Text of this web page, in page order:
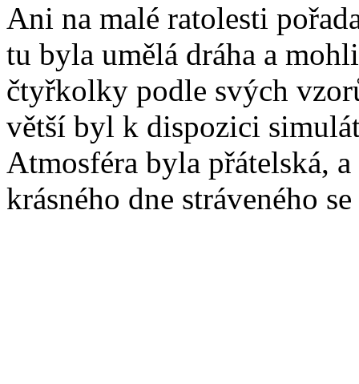
Ani na malé ratolesti
tu byla umělá dráha a
čtyřkolky podle svých
větší byl k dispozici
Atmosféra byla přátelská,
krásného dne stráveného